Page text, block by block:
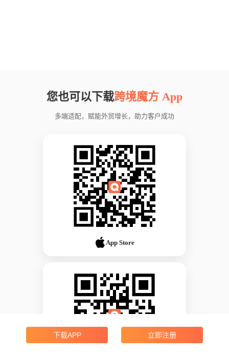
您也可以下载跨境魔方 App
多端适配，赋能外贸增长，助力客户成功
App Store
下载APP 立即注册